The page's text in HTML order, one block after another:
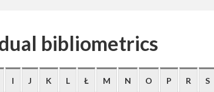
bibliometrics
I J K L Ł M N O P R S